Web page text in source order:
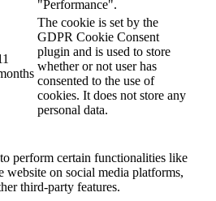
"Performance".
The cookie is set by the
GDPR Cookie Consent
plugin and is used to store
whether or not user has
consented to the use of
cookies. It does not store any
personal data.
perform certain functionalities like
website on social media platforms,
third-party features.